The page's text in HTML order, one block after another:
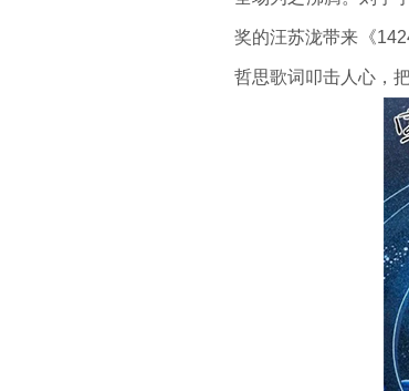
奖的汪苏泷带来《
哲思歌词叩击人心，